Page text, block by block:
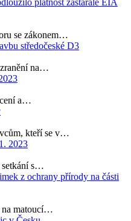
se zákonem…
středočeské D3
zranění na…
a…
kteří se v…
2023
setkání s…
z ochrany přírody na části
na matoucí…